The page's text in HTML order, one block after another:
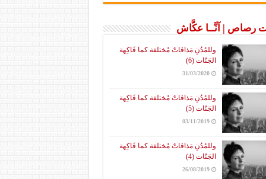
رصاص | آنَّــا عكَّاش
وللمُدُنِ مَذاقاتٌ مُختلفة كما فَاكِهة
الجَنّات (6)
31/03/2020
وللمُدُنِ مَذاقاتٌ مُختلفة كما فَاكِهة
الجَنّات (5)
03/11/2019
وللمُدُنِ مَذاقاتٌ مُختلفة كما فَاكِهة
الجَنّات (4)
26/08/2019